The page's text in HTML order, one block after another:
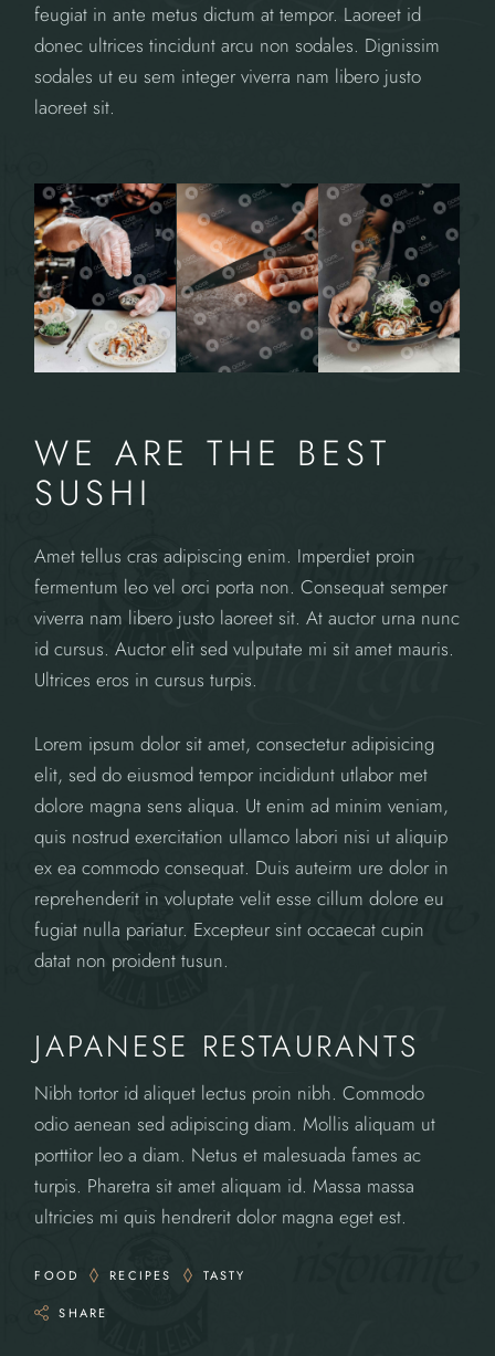
feugiat in ante metus dictum at tempor. Laoreet id
donec ultrices tincidunt arcu non sodales. Dignissim
sodales ut eu sem integer viverra nam libero justo
laoreet sit.
WE ARE THE BEST
SUSHI
Amet tellus cras adipiscing enim. Imperdiet proin
fermentum leo vel orci porta non. Consequat semper
viverra nam libero justo laoreet sit. At auctor urna nunc
id cursus. Auctor elit sed vulputate mi sit amet mauris.
Ultrices eros in cursus turpis.
Lorem ipsum dolor sit amet, consectetur adipisicing
elit, sed do eiusmod tempor incididunt utlabor met
dolore magna sens aliqua. Ut enim ad minim veniam,
quis nostrud exercitation ullamco labori nisi ut aliquip
ex ea commodo consequat. Duis auteirm ure dolor in
reprehenderit in voluptate velit esse cillum dolore eu
fugiat nulla pariatur. Excepteur sint occaecat cupin
datat non proident tusun.
JAPANESE RESTAURANTS
Nibh tortor id aliquet lectus proin nibh. Commodo
odio aenean sed adipiscing diam. Mollis aliquam ut
porttitor leo a diam. Netus et malesuada fames ac
turpis. Pharetra sit amet aliquam id. Massa massa
ultricies mi quis hendrerit dolor magna eget est.
FOOD RECIPES TASTY
SHARE